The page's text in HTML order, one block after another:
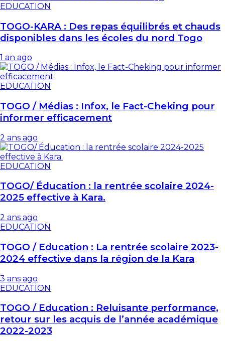
EDUCATION
TOGO-KARA : Des repas équilibrés et chauds
disponibles dans les écoles du nord Togo
1 an ago
EDUCATION
TOGO / Médias : Infox, le Fact-Cheking pour
informer efficacement
2 ans ago
EDUCATION
TOGO/ Éducation : la rentrée scolaire 2024-
2025 effective à Kara.
2 ans ago
EDUCATION
TOGO / Education : La rentrée scolaire 2023-
2024 effective dans la région de la Kara
3 ans ago
EDUCATION
TOGO / Education : Reluisante performance,
retour sur les acquis de l’année académique
2022-2023